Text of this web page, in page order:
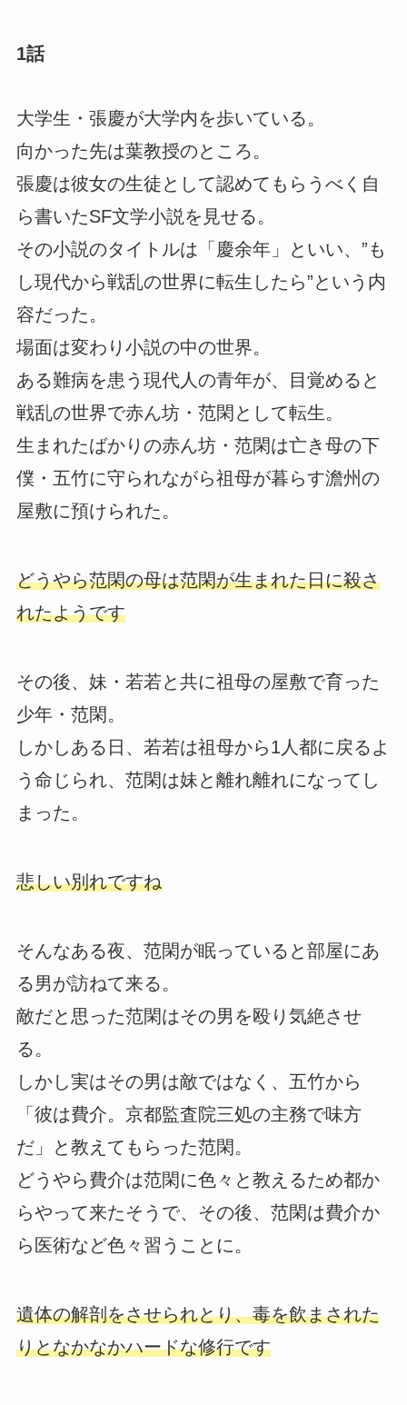
1話
大学生・張慶が大学内を歩いている。
向かった先は葉教授のところ。
張慶は彼女の生徒として認めてもらうべく自
ら書いたSF文学小説を見せる。
その小説のタイトルは「慶余年」といい、”も
し現代から戦乱の世界に転生したら”という内
容だった。
場面は変わり小説の中の世界。
ある難病を患う現代人の青年が、目覚めると
戦乱の世界で赤ん坊・范閑として転生。
生まれたばかりの赤ん坊・范閑は亡き母の下
僕・五竹に守られながら祖母が暮らす澹州の
屋敷に預けられた。
どうやら范閑の母は范閑が生まれた日に殺さ
れたようです
その後、妹・若若と共に祖母の屋敷で育った
少年・范閑。
しかしある日、若若は祖母から1人都に戻るよ
う命じられ、范閑は妹と離れ離れになってし
まった。
悲しい別れですね
そんなある夜、范閑が眠っていると部屋にあ
る男が訪ねて来る。
敵だと思った范閑はその男を殴り気絶させ
る。
しかし実はその男は敵ではなく、五竹から
「彼は費介。京都監査院三処の主務で味方
だ」と教えてもらった范閑。
どうやら費介は范閑に色々と教えるため都か
らやって来たそうで、その後、范閑は費介か
ら医術など色々習うことに。
遺体の解剖をさせられとり、毒を飲まされた
りとなかなかハードな修行です